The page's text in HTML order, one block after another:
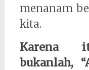
menanam
kita.
Karena
bukanlah,